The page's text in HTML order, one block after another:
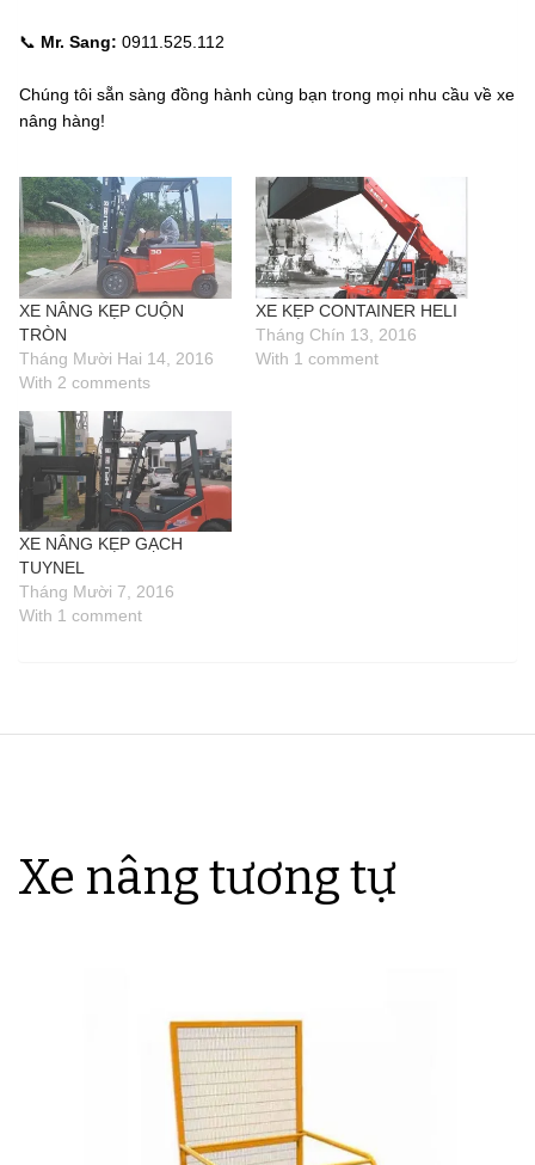
📞 Mr. Sang: 0911.525.112
Chúng tôi sẵn sàng đồng hành cùng bạn trong mọi nhu cầu về xe
nâng hàng!
XE NÂNG KẸP CUỘN
TRÒN
Tháng Mười Hai 14, 2016
With 2 comments
XE KẸP CONTAINER HELI
Tháng Chín 13, 2016
With 1 comment
XE NÂNG KẸP GẠCH
TUYNEL
Tháng Mười 7, 2016
With 1 comment
Xe nâng tương tự